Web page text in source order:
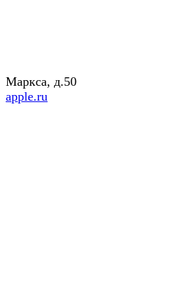
Маркса, д.50
apple.ru